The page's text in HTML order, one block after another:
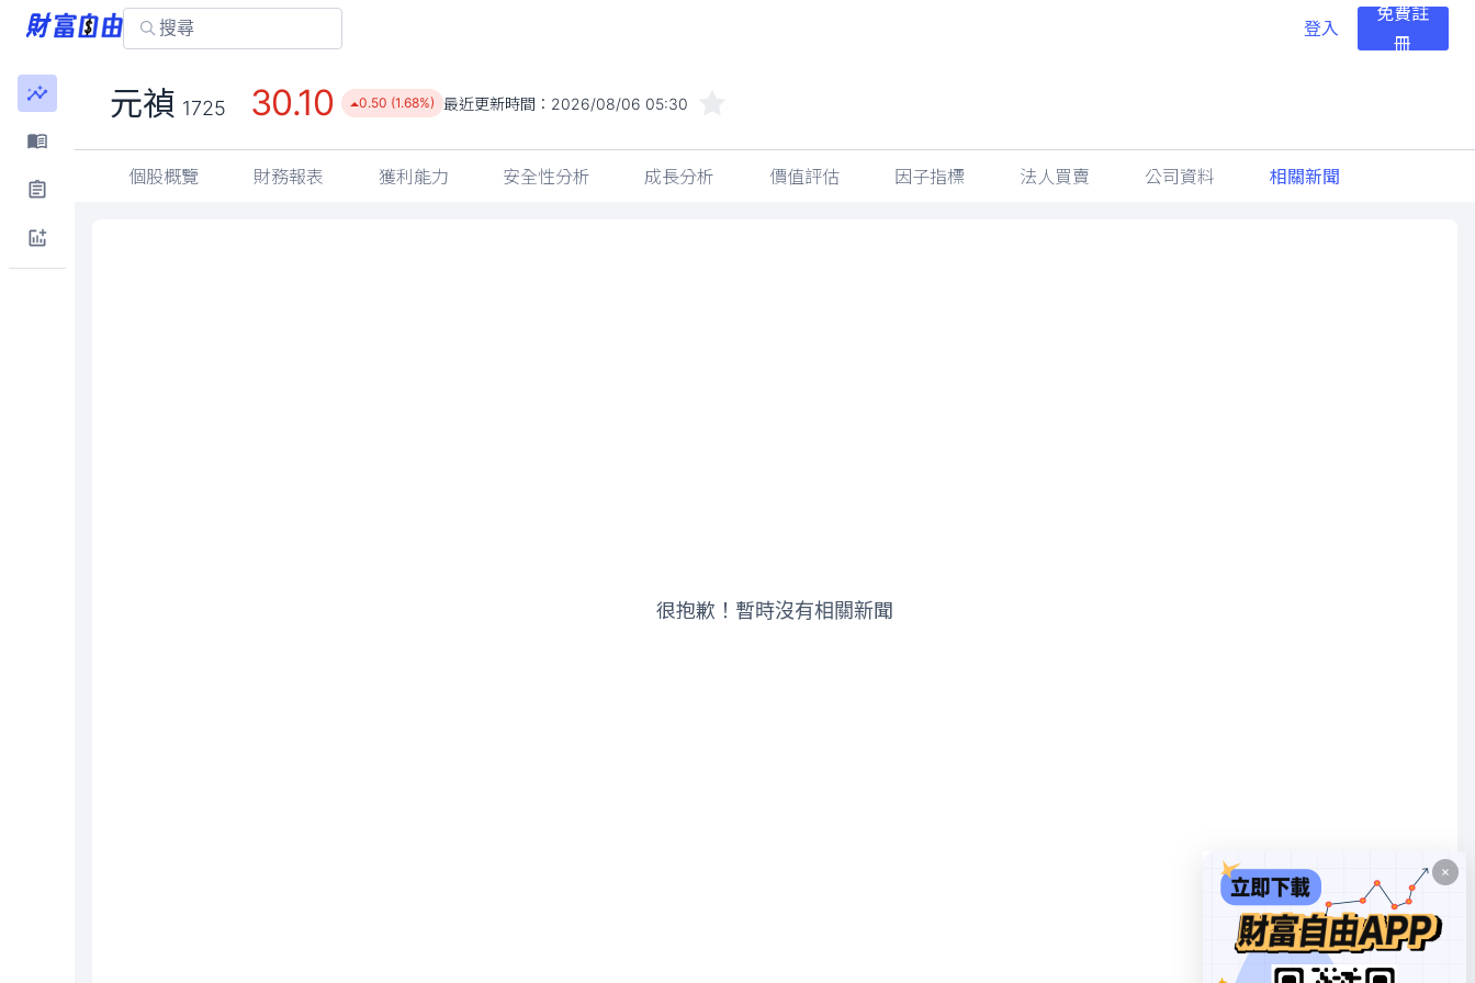
登入
免費註
冊
元禎 1725 30.10 0.50 (1.68%) 最近更新時間： 2026/08/06 05:30
個股概覽 財務報表 獲利能力 安全性分析 成長分析 價值評估 因子指標 法人買賣 公司資料 相關新聞
很抱歉！暫時沒有相關新聞